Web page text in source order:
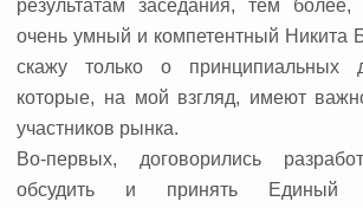
результатам заседания, тем более,
очень умный и компетентный Никита
скажу только о принципиальных
которые, на мой взгляд, имеют
участников рынка.
Во-первых, договорились
обсудить и принять Единый